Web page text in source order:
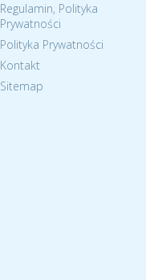
Regulamin, Polityka
Prywatności
Polityka Prywatności
Kontakt
Sitemap